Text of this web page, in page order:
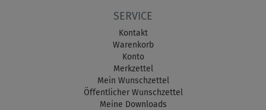
SERVICE
Kontakt
Warenkorb
Konto
Merkzettel
Mein Wunschzettel
Öffentlicher Wunschzettel
Meine Downloads